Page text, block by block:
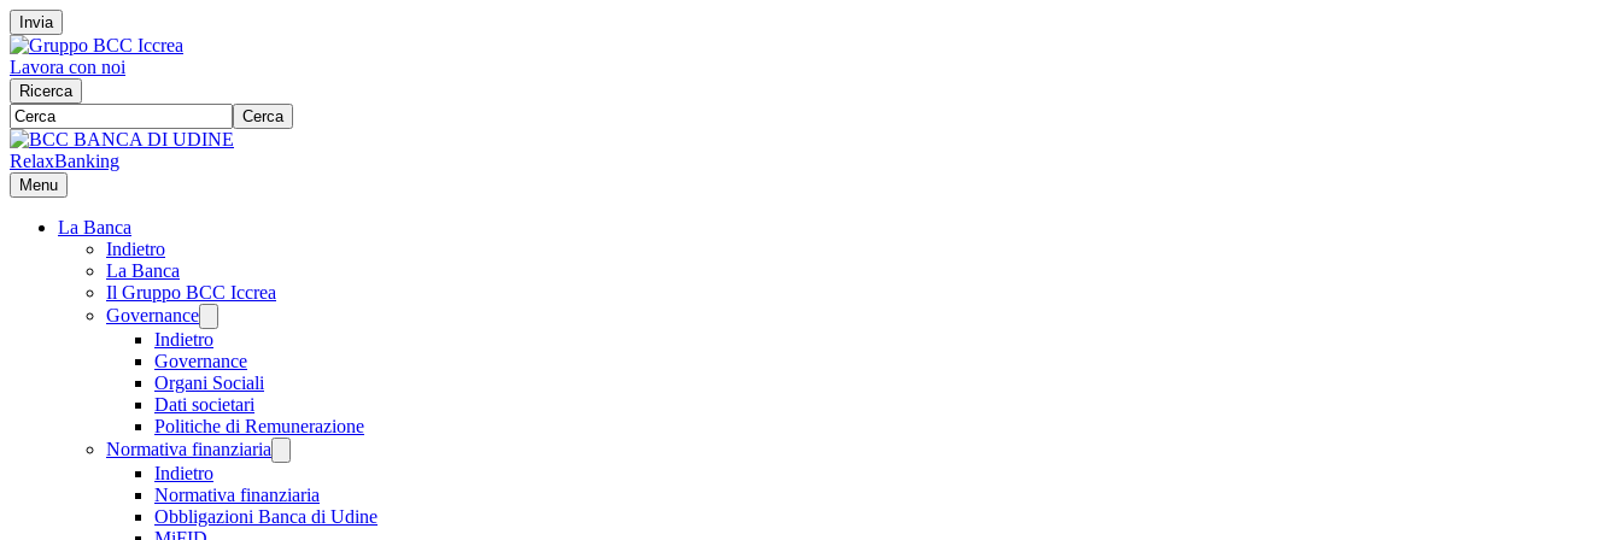
Invia
Lavora con noi
Ricerca
Cerca
RelaxBanking
Menu
La Banca
Indietro
La Banca
Il Gruppo BCC Iccrea
Governance
Indietro
Governance
Organi Sociali
Dati societari
Politiche di Remunerazione
Normativa finanziaria
Indietro
Normativa finanziaria
Obbligazioni Banca di Udine